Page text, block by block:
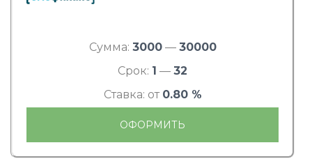
Сумма: 3000— 30000
Срок: 1 — 32
Ставка: от 0.80 %
ОФОРМИТЬ